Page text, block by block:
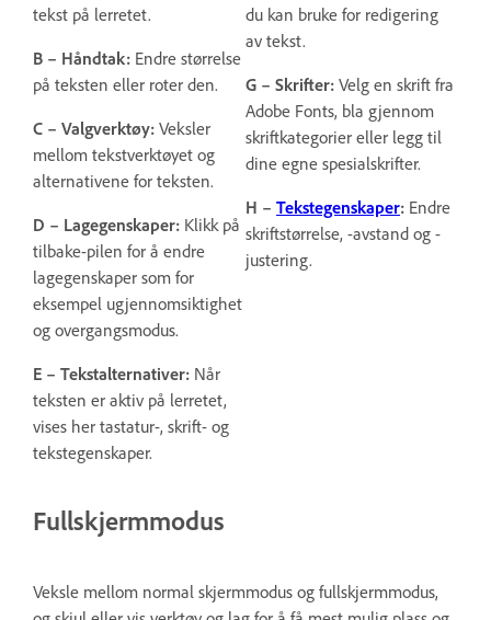
tekst på lerretet.
B – Håndtak: Endre størrelse
på teksten eller roter den.
C – Valgverktøy: Veksler
mellom tekstverktøyet og
alternativene for teksten.
D – Lagegenskaper: Klikk på
tilbake-pilen for å endre
lagegenskaper som for
eksempel ugjennomsiktighet
og overgangsmodus.
E – Tekstalternativer: Når
teksten er aktiv på lerretet,
vises her tastatur-, skrift- og
tekstegenskaper.
du kan bruke for redigering
av tekst.
G – Skrifter: Velg en skrift fra
Adobe Fonts, bla gjennom
skriftkategorier eller legg til
dine egne spesialskrifter.
H – Tekstegenskaper: Endre
skriftstørrelse, -avstand og -
justering.
Fullskjermmodus
Veksle mellom normal skjermmodus og fullskjermmodus,